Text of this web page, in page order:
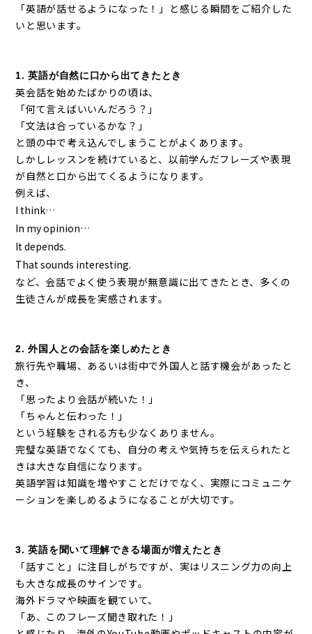
「英語が話せるようになった！」と感じる瞬間をご紹介した
いと思います。
1. 英語が自然に口から出てきたとき
英会話を始めたばかりの頃は、
「何て言えばいいんだろう？」
「文法は合っているかな？」
と頭の中で考え込んでしまうことがよくあります。
しかしレッスンを続けていると、以前学んだフレーズや表現
が自然と口から出てくるようになります。
例えば、
I think…
In my opinion…
It depends.
That sounds interesting.
など、会話でよく使う表現が無意識に出てきたとき、多くの
生徒さんが成長を実感されます。
2. 外国人との会話を楽しめたとき
旅行先や職場、あるいは街中で外国人と話す機会があったと
き、
「思ったより会話が続いた！」
「ちゃんと伝わった！」
という経験をされる方も少なくありません。
完璧な英語でなくても、自分の考えや気持ちを伝えられたと
きは大きな自信になります。
英語学習は知識を増やすことだけでなく、実際にコミュニケ
ーションを楽しめるようになることが大切です。
3. 英語を聞いて理解できる場面が増えたとき
「話すこと」に注目しがちですが、実はリスニング力の向上
も大きな成長のサインです。
海外ドラマや映画を観ていて、
「あ、このフレーズ聞き取れた！」